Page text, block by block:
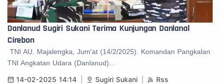
Danlanud Sugiri Sukani Terima Kunjungan Danlanal
Cirebon
TNI AU. Majalengka, Jum'at (14/2/2025). Komandan Pangkalan
TNI Angkatan Udara (Danlanud)...
14-02-2025 14:14 Sugiri Sukani Rss